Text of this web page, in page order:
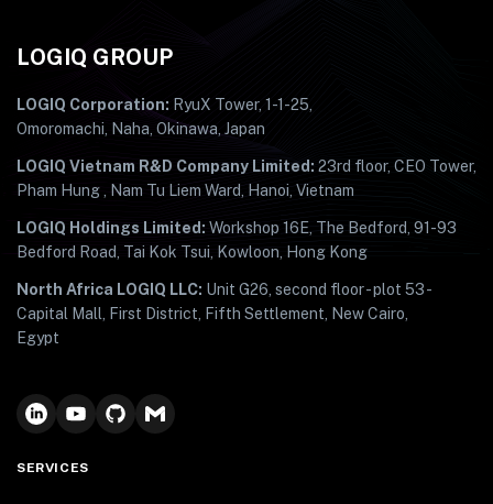
LOGIQ GROUP
LOGIQ Corporation: RyuX Tower, 1-1-25,
Omoromachi, Naha, Okinawa, Japan
LOGIQ Vietnam R&D Company Limited: 23rd floor, CEO Tower,
Pham Hung , Nam Tu Liem Ward, Hanoi, Vietnam
LOGIQ Holdings Limited: Workshop 16E, The Bedford, 91-93
Bedford Road, Tai Kok Tsui, Kowloon, Hong Kong
North Africa LOGIQ LLC: Unit G26, second floor - plot 53 -
Capital Mall, First District, Fifth Settlement, New Cairo,
Egypt
SERVICES